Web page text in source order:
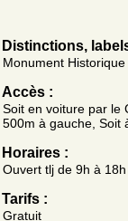
Distinctions,
Monument Historique
Accès :
Soit en voiture par le
500m à gauche, Soit
Horaires :
Ouvert tlj de 9h à 18h
Tarifs :
Gratuit